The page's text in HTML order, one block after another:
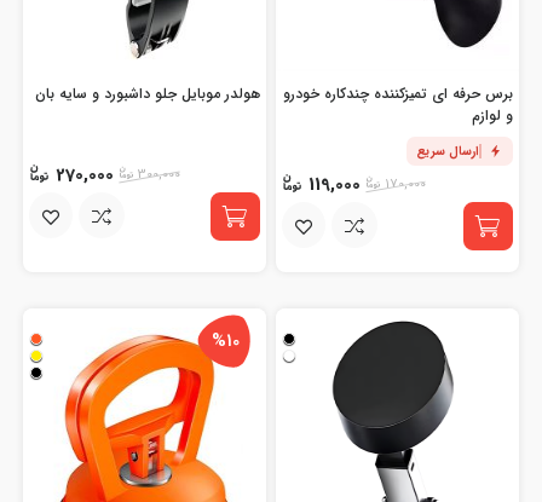
برس حرفه ای تمیزکننده چندکاره خودرو
و لوازم
ارسال سریع
170,000
119,000
هولدر موبایل جلو داشبورد و سایه بان
300,000
270,000
%10